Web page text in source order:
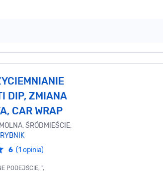
DIP, ZMIANA
CAR WRAP
ŚRÓDMIEŚCIE,
RYBNIK
6 (1 opinia)
PODEJŚCIE, ",